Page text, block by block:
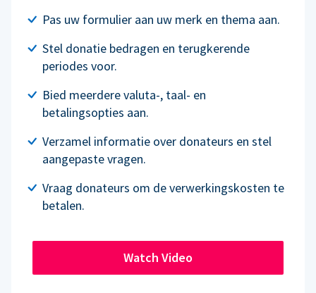
Pas uw formulier aan uw merk en thema aan.
Stel donatie bedragen en terugkerende
periodes voor.
Bied meerdere valuta-, taal- en
betalingsopties aan.
Verzamel informatie over donateurs en stel
aangepaste vragen.
Vraag donateurs om de verwerkingskosten te
betalen.
Watch Video